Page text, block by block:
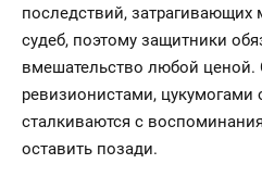
последствий, затрагивающих
судеб, поэтому защитники
вмешательство любой ценой.
ревизионистами, цукумогами
сталкиваются с
оставить позади.